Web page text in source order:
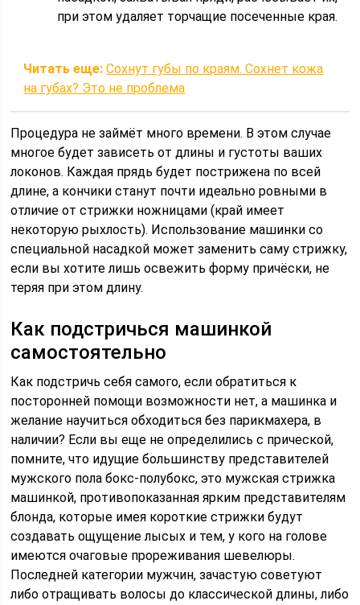
при этом удаляет торчащие посеченные края.
Читать еще: Сохнут губы по краям. Сохнет кожа
на губах? Это не проблема
Процедура не займёт много времени. В этом случае
многое будет зависеть от длины и густоты ваших
локонов. Каждая прядь будет пострижена по всей
длине, а кончики станут почти идеально ровными в
отличие от стрижки ножницами (край имеет
некоторую рыхлость). Использование машинки со
специальной насадкой может заменить саму стрижку,
если вы хотите лишь освежить форму причёски, не
теряя при этом длину.
Как подстричься машинкой
самостоятельно
Как подстричь себя самого, если обратиться к
посторонней помощи возможности нет, а машинка и
желание научиться обходиться без парикмахера, в
наличии? Если вы еще не определились с прической,
помните, что идущие большинству представителей
мужского пола бокс-полубокс, это мужская стрижка
машинкой, противопоказанная ярким представителям
блонда, которые имея короткие стрижки будут
создавать ощущение лысых и тем, у кого на голове
имеются очаговые прореживания шевелюры.
Последней категории мужчин, зачастую советуют
либо отращивать волосы до классической длины, либо